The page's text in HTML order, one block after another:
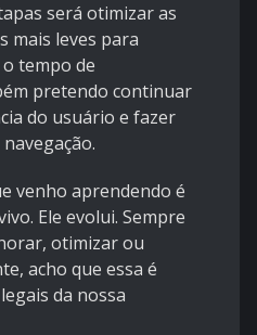
será otimizar as
mais leves para
tempo de
pretendo continuar
do usuário e fazer
venho aprendendo é
Ele evolui. Sempre
otimizar ou
acho que essa é
da nossa